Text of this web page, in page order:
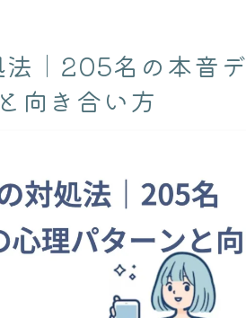
｜205名の本音デ
向き合い方